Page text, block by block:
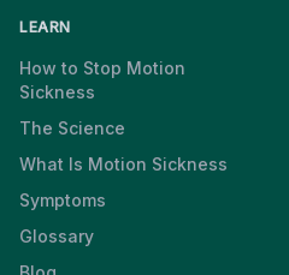
LEARN
How to Stop Motion
Sickness
The Science
What Is Motion Sickness
Symptoms
Glossary